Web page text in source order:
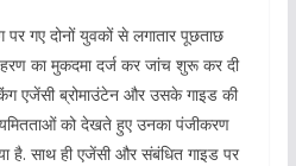
गए दोनों युवकों से लगातार पूछताछ
का मुकदमा दर्ज कर जांच शुरू कर दी
एजेंसी ब्रोमाउंटेन और उसके गाइड की
को देखते हुए उनका पंजीकरण
है. साथ ही एजेंसी और संबंधित गाइड पर